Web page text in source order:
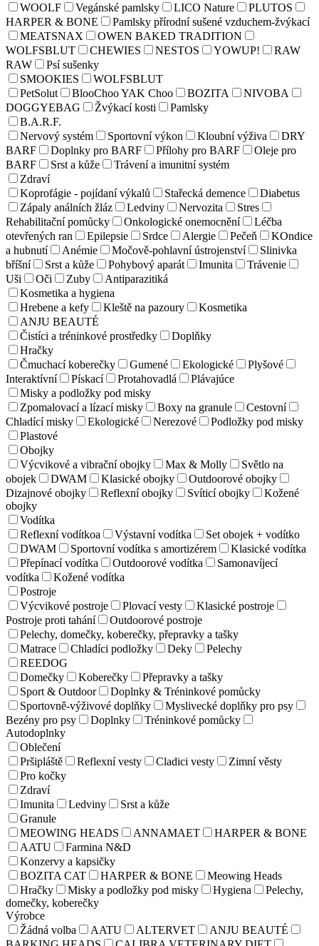
WOOLF
Vegánské pamlsky LICO Nature
PLUTOS
HARPER & BONE
Pamlsky přírodní sušené vzduchem-žvýkací
MEATSNAX
OWEN BAKED TRADITION
WOLFSBLUT
CHEWIES NESTOS YOWUP!
RAW
RAW
Psí sušenky
SMOOKIES
WOLFSBLUT
PetSolut
BlooChoo YAK Choo BOZITA
NIVOBA
DOGGYEBAG
Žvýkací kosti
Pamlsky
B.A.R.F.
Nervový systém
Sportovní výkon Kloubní výživa
DRY
BARF
Doplnky pro BARF Přílohy pro BARF
Oleje pro
BARF
Srst a kůže
Trávení a imunitní systém
Zdraví
Koprofágie - pojídaní výkalů
Stařecká demence
Diabetus
Zápaly análních žláz
Ledviny Nervozita
Stres
Rehabilitační pomůcky
Onkologické onemocnění
Léčba
otevřených ran
Epilepsie Srdce Alergie Pečeň
KOndice
a hubnutí
Anémie Močově-pohlavní ústrojenství
Slinivka
bříšní
Srst a kůže Pohybový aparát Imunita
Trávenie
Uši
Oči Zuby
Antiparazitiká
Kosmetika a hygiena
Hrebene a kefy
Kleště na pazoury
Kosmetika
ANJU BEAUTÉ
Čistíci a tréninkové prostředky
Doplňky
Hračky
Čmuchací koberečky
Gumené Ekologické
Plyšové
Interaktívní
Pískací Protahovadlá
Plávajúce
Misky a podložky pod misky
Zpomalovací a lízací misky
Boxy na granule
Cestovní
Chladící misky
Ekologické Nerezové
Podložky pod misky
Plastové
Obojky
Výcvikové a vibrační obojky
Max & Molly
Světlo na
obojek
DWAM Klasické obojky
Outdoorové obojky
Dizajnové obojky
Reflexní obojky Svíticí obojky
Kožené
obojky
Vodítka
Reflexní vodítkoa
Výstavní vodítka
Set obojek + vodítko
DWAM
Sportovní vodítka s amortizérem
Klasické vodítka
Přepínací vodítka
Outdoorové vodítka
Samonavíjecí
vodítka
Kožené vodítka
Postroje
Výcvikové postroje
Plovací vesty
Klasické postroje
Postroje proti tahání
Outdoorové postroje
Pelechy, domečky, koberečky, přepravky a tašky
Matrace
Chladíci podložky Deky
Pelechy
REEDOG
Domečky
Koberečky
Přepravky a tašky
Sport & Outdoor
Doplnky & Tréninkové pomůcky
Sportovně-výživové doplňky
Myslivecké doplňky pro psy
Bezény pro psy
Doplnky
Tréninkové pomůcky
Autodoplnky
Oblečení
Pršipláště
Reflexní vesty Cladici vesty
Zimní věsty
Pro kočky
Zdraví
Imunita
Ledviny
Srst a kůže
Granule
MEOWING HEADS
ANNAMAET
HARPER & BONE
AATU
Farmina N&D
Konzervy a kapsičky
BOZITA CAT
HARPER & BONE
Meowing Heads
Hračky
Misky a podložky pod misky Hygiena
Pelechy,
domečky, koberečky
Výrobce
Žádná volba
AATU ALTERVET
ANJU BEAUTÉ